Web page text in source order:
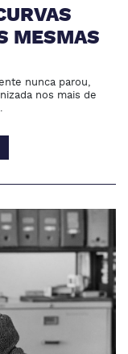
MESMAS
nunca parou,
nos mais de